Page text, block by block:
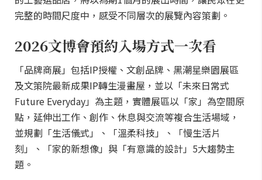
完整的時間尺度中，感受不同層次的展覽內容策劃。
2026文博會預約入場方式一次看
「品牌商展」包括IP授權、文創品牌、黑潮星樂園展區
及文策院最新成果IP轉生漫畫屋，並以「未來日常式
Future Everyday」為主題，實體展區以「家」為空間原
點，延伸出工作、創作、休息與交流等複合生活場域，
並規劃「生活儀式」、「溫柔科技」、「慢生活片
刻」、「家的新想像」與「有意識的設計」5大趨勢主
題。